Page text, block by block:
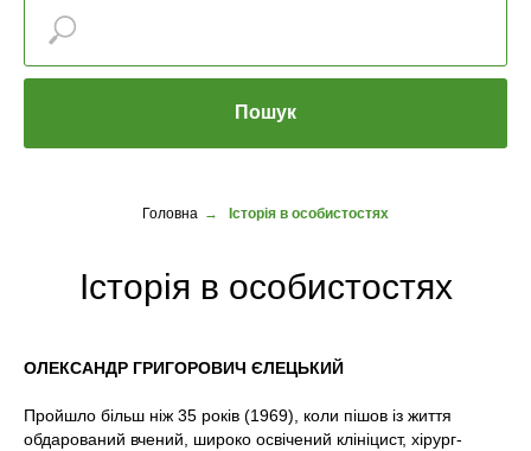
Пошук
Головна → Історія в особистостях
Історія в особистостях
ОЛЕКСАНДР ГРИГОРОВИЧ ЄЛЕЦЬКИЙ
Пройшло більш ніж 35 років (1969), коли пішов із життя
обдарований вчений, широко освічений клініцист, хірург-